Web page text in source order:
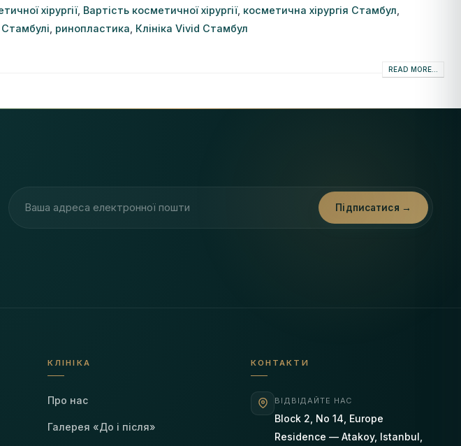
хірургії, Вартість косметичної хірургії, косметична хірургія Стамбул
ринопластика Клініка Vivid Стамбул
READ MORE...
Підписатися →
КЛІНІКА
Про нас
Галерея «До і після»
КОНТАКТИ
ВІДВІДАЙТЕ НАС
Block 2, No 14, Europe
Residence — Atakoy, Istanbul,